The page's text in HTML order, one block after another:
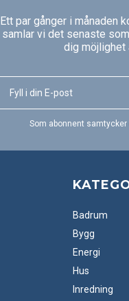
Ett par gånger i månaden
samlar vi det senaste
dig möjlighet
Som abonnent
Badrum
Bygg
Energi
Hus
Inredning